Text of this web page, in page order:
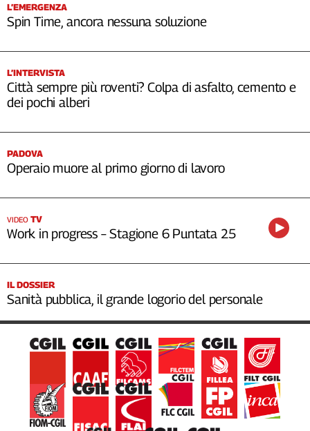
L’EMERGENZA
Spin Time, ancora nessuna soluzione
L’INTERVISTA
Città sempre più roventi? Colpa di asfalto, cemento e
dei pochi alberi
PADOVA
Operaio muore al primo giorno di lavoro
VIDEO TV
Work in progress – Stagione 6 Puntata 25
IL DOSSIER
Sanità pubblica, il grande logorio del personale